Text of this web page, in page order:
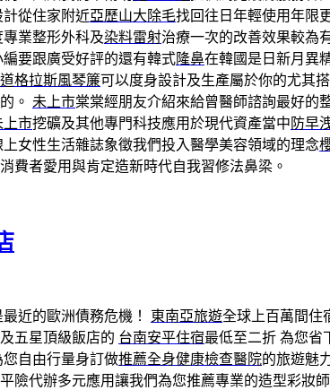
從住家附近亞歷山大除毛找回往日年輕使用年限
業整形外科及染料雷射治療一次的改善效果較為
要跟廣受好評的還有韓式隆鼻在韓國是日新月異
格拉斯風琴簾可以度身設計及生產屬於你的尤其
。 未上市棠棠經朋友介紹來給曾醫師諮詢最好的
上市挖礦及其他專門科技應用於現代資產當中 防早
上女性生活雜誌象徵我們投入醫學美容領域的理念
消費者愛用與肯定造新時代自我習修法鼻梁。
最近的歐洲債務危機！ 東南亞旅遊全球上百萬間住
五星頂級飯店的 台南安平住宿最低至二折 為您省
您自由行量身訂做推薦全身健康檢查醫院的旅遊魅
險代辦多元應用讓我們為您推薦專業的造型彩妝